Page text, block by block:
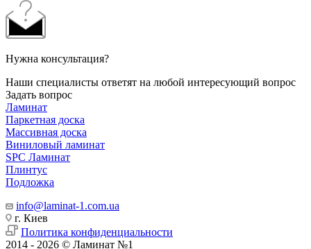
Нужна консультация?
Наши специалисты ответят на любой интересующий вопрос
Задать вопрос
Ламинат
Паркетная доска
Массивная доска
Виниловый ламинат
SPC Ламинат
Плинтус
Подложка
info@laminat-1.com.ua
г. Киев
Политика конфиденциальности
2014 - 2026 © Ламинат №1